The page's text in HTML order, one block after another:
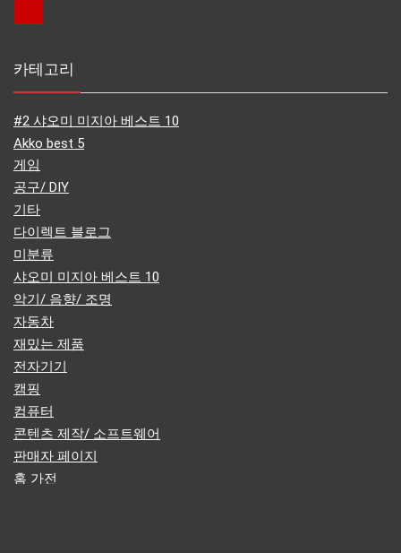
카테고리
#2 샤오미 미지아 베스트 10
Akko best 5
게임
공구/ DIY
기타
다이렉트 블로그
미분류
샤오미 미지아 베스트 10
악기/ 음향/ 조명
자동차
재밌는 제품
전자기기
캠핑
컴퓨터
콘텐츠 제작/ 소프트웨어
판매자 페이지
홈 가전